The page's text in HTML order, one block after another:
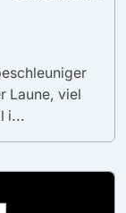
Laune, viel
i...